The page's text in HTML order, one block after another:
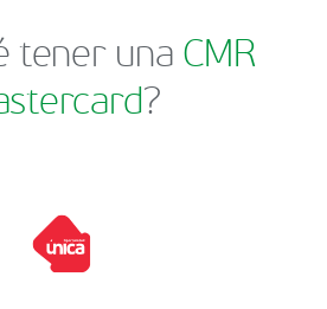
tener una CMR
?